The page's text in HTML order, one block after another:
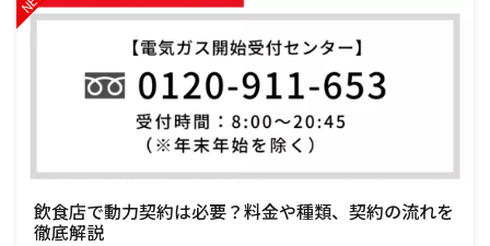
飲食店で動力契約は必要？料金や種類、契約の流れを
徹底解説